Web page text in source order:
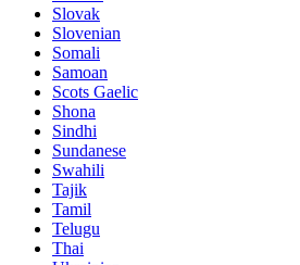
Slovak
Slovenian
Somali
Samoan
Scots Gaelic
Shona
Sindhi
Sundanese
Swahili
Tajik
Tamil
Telugu
Thai